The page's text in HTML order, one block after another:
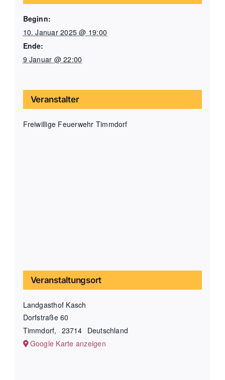
Beginn:
10. Januar 2025 @ 19:00
Ende:
9 Januar @ 22:00
Veranstalter
Freiwillige Feuerwehr Timmdorf
Veranstaltungsort
Landgasthof Kasch
Dorfstraße 60
Timmdorf, 23714 Deutschland
Google Karte anzeigen